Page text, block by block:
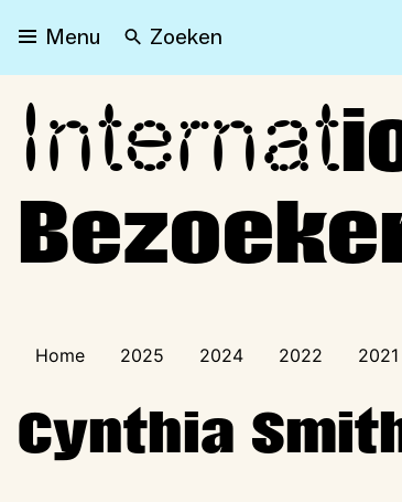
Menu Zoeken
Internationaal
Internat
Home 2025 2024 2022 2021
Cynthia